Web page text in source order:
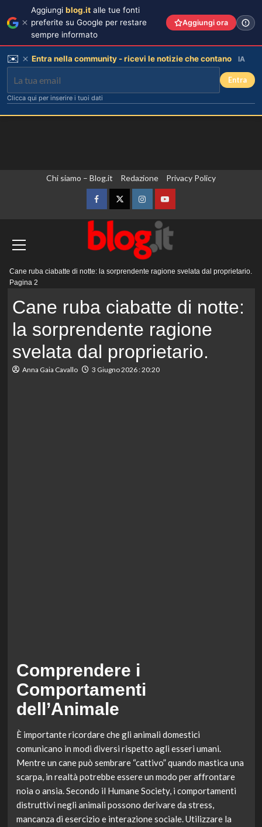
Chi siamo – Blog.it Redazione Privacy Policy
FacebookTwitterInstagramYouTube
principale
Cane ruba ciabatte di notte: la sorprendente ragione svelata dal proprietario.
Pagina 2
Cane ruba ciabatte di notte:
la sorprendente ragione
svelata dal proprietario.
Anna Gaia Cavallo 3 Giugno 2026 : 20:20
Comprendere i
Comportamenti
dell’Animale
È importante ricordare che gli animali domestici
comunicano in modi diversi rispetto agli esseri umani.
Mentre un cane può sembrare “cattivo” quando mastica una
scarpa, in realtà potrebbe essere un modo per affrontare
noia o ansia. Secondo il Humane Society, i comportamenti
distruttivi negli animali possono derivare da stress,
mancanza di esercizio e interazione sociale. Utilizzare la
Aggiungi blog.it alle tue fonti
preferite su Google per restare
sempre informato
Aggiungi ora
✉️ Entra nella community - ricevi le notizie che contano IA
Entra
Clicca qui per inserire i tuoi dati